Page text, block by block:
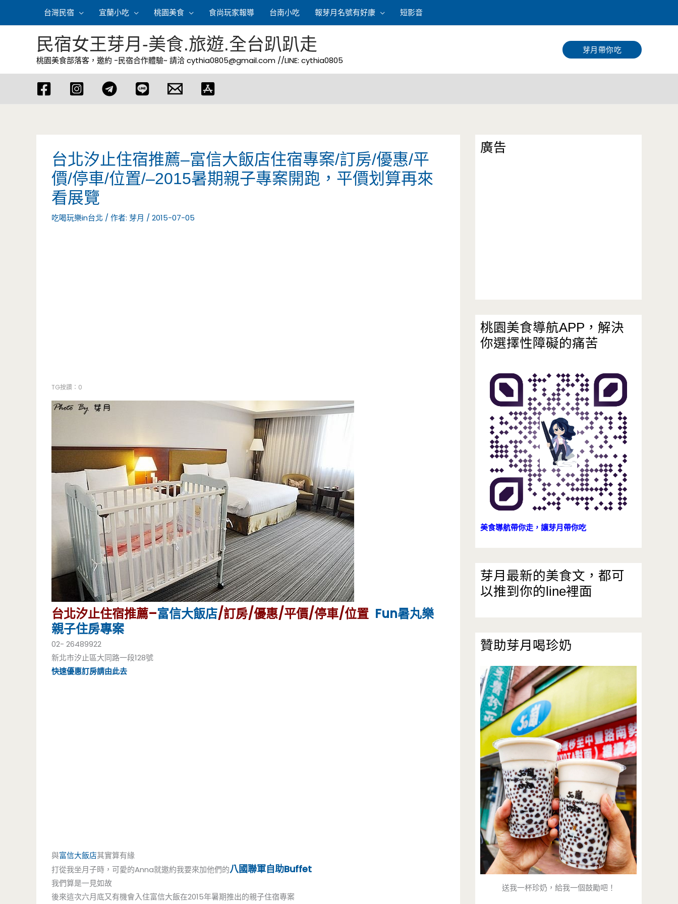
容
台灣民宿 宜蘭小吃 桃園美食 食尚玩家報導 台南小吃 報芽月名號有好康 短影音
尋
民宿女王芽月-美食.旅遊.全台趴趴走
桃園美食部落客，邀約 -民宿合作體驗~ 請洽cythia0805@gmail.com //LINE: cythia0805
芽月帶你吃
台北汐止住宿推薦–富信大飯店住宿專案/訂房/優惠/平
價/停車/位置/–2015暑期親子專案開跑，平價划算再來
看展覽
吃喝玩樂in台北 / 作者: 芽月 / 2015-07-05
TG按讚：0
台北汐止住宿推薦–富信大飯店/訂房/優惠/平價/停車/位置 Fun暑丸樂
親子住房專案
02- 26489922
新北市汐止區大同路一段128號
快速優惠訂房請由此去
與富信大飯店其實算有緣
打從我坐月子時，可愛的Anna就邀約我要來加他們的八國聯軍自助Buffet
我們算是一見如故
後來這次六月底又有機會入住富信大飯在2015年暑期推出的親子住宿專案
廣告
桃園美食導航APP，解決
你選擇性障礙的痛苦
美食導航帶你走，讓芽月帶你吃
芽月最新的美食文，都可
以推到你的line裡面
贊助芽月喝珍奶
送我一杯珍奶，給我一個鼓勵吧！